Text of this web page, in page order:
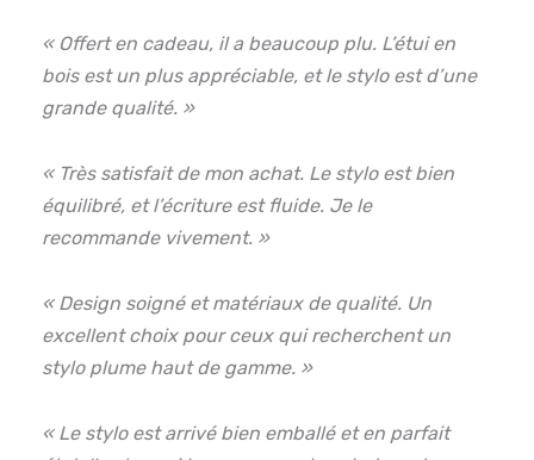
« Offert en cadeau, il a beaucoup plu. L’étui en
bois est un plus appréciable, et le stylo est d’une
grande qualité. »
« Très satisfait de mon achat. Le stylo est bien
équilibré, et l’écriture est fluide. Je le
recommande vivement. »
« Design soigné et matériaux de qualité. Un
excellent choix pour ceux qui recherchent un
stylo plume haut de gamme. »
« Le stylo est arrivé bien emballé et en parfait